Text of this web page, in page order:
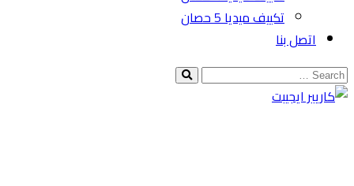
تكييف ميديا 5 حصان
اتصل بنا